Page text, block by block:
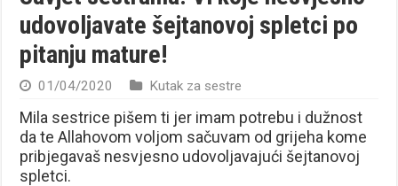
udovoljavate šejtanovoj spletci po
pitanju mature!
01/04/2020 Kutak za sestre
Mila sestrice pišem ti jer imam potrebu i dužnost
da te Allahovom voljom sačuvam od grijeha kome
pribjegavaš nesvjesno udovoljavajući šejtanovoj
spletci.